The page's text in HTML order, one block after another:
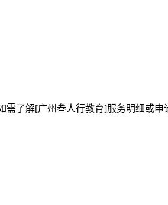
了解[广州叁人行教育]服务明细或申